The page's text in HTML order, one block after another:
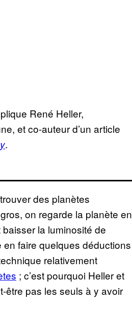
René Heller,
et co-auteur d’un article
.
des planètes
on regarde la planète en
la luminosité de
en faire quelques déductions
relativement
; c’est pourquoi Heller et
être pas les seuls à y avoir